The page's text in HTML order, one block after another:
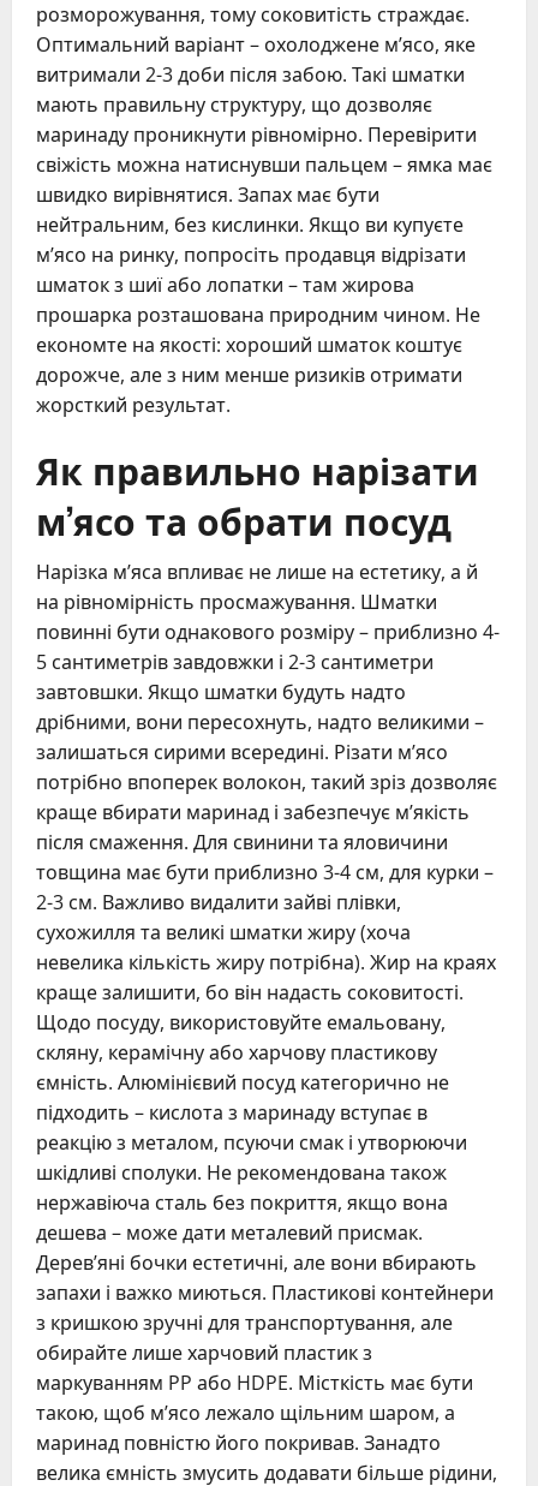
розморожування, тому соковитість страждає.
Оптимальний варіант – охолоджене м’ясо, яке
витримали 2-3 доби після забою. Такі шматки
мають правильну структуру, що дозволяє
маринаду проникнути рівномірно. Перевірити
свіжість можна натиснувши пальцем – ямка має
швидко вирівнятися. Запах має бути
нейтральним, без кислинки. Якщо ви купуєте
м’ясо на ринку, попросіть продавця відрізати
шматок з шиї або лопатки – там жирова
прошарка розташована природним чином. Не
економте на якості: хороший шматок коштує
дорожче, але з ним менше ризиків отримати
жорсткий результат.
Як правильно нарізати
м’ясо та обрати посуд
Нарізка м’яса впливає не лише на естетику, а й
на рівномірність просмажування. Шматки
повинні бути однакового розміру – приблизно 4-
5 сантиметрів завдовжки і 2-3 сантиметри
завтовшки. Якщо шматки будуть надто
дрібними, вони пересохнуть, надто великими –
залишаться сирими всередині. Різати м’ясо
потрібно впоперек волокон, такий зріз дозволяє
краще вбирати маринад і забезпечує м’якість
після смаження. Для свинини та яловичини
товщина має бути приблизно 3-4 см, для курки –
2-3 см. Важливо видалити зайві плівки,
сухожилля та великі шматки жиру (хоча
невелика кількість жиру потрібна). Жир на краях
краще залишити, бо він надасть соковитості.
Щодо посуду, використовуйте емальовану,
скляну, керамічну або харчову пластикову
ємність. Алюмінієвий посуд категорично не
підходить – кислота з маринаду вступає в
реакцію з металом, псуючи смак і утворюючи
шкідливі сполуки. Не рекомендована також
нержавіюча сталь без покриття, якщо вона
дешева – може дати металевий присмак.
Дерев’яні бочки естетичні, але вони вбирають
запахи і важко миються. Пластикові контейнери
з кришкою зручні для транспортування, але
обирайте лише харчовий пластик з
маркуванням PP або HDPE. Місткість має бути
такою, щоб м’ясо лежало щільним шаром, а
маринад повністю його покривав. Занадто
велика ємність змусить додавати більше рідини,